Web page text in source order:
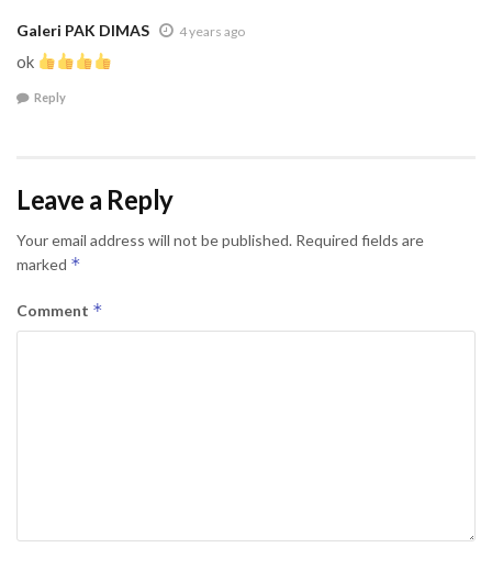
Galeri PAK DIMAS 4 years ago
ok
Reply
Leave a Reply
Your email address will not be published. Required fields are
marked *
Comment *